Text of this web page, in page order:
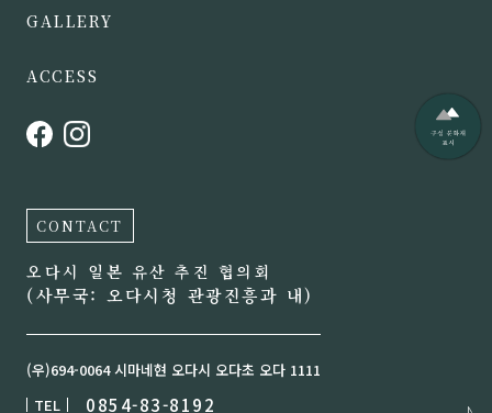
GALLERY
ACCESS
CONTACT
오다시 일본 유산 추진 협의회
(사무국: 오다시청 관광진흥과 내)
(우)694-0064 시마네현 오다시 오다초 오다 1111
TEL
0854-83-8192